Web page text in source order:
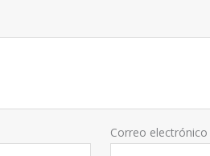
Correo electrónico